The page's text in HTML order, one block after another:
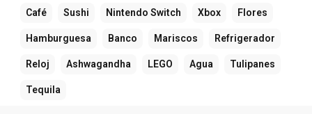
Café Sushi Nintendo Switch Xbox Flores
Hamburguesa Banco Mariscos Refrigerador
Reloj Ashwagandha LEGO Agua Tulipanes
Tequila